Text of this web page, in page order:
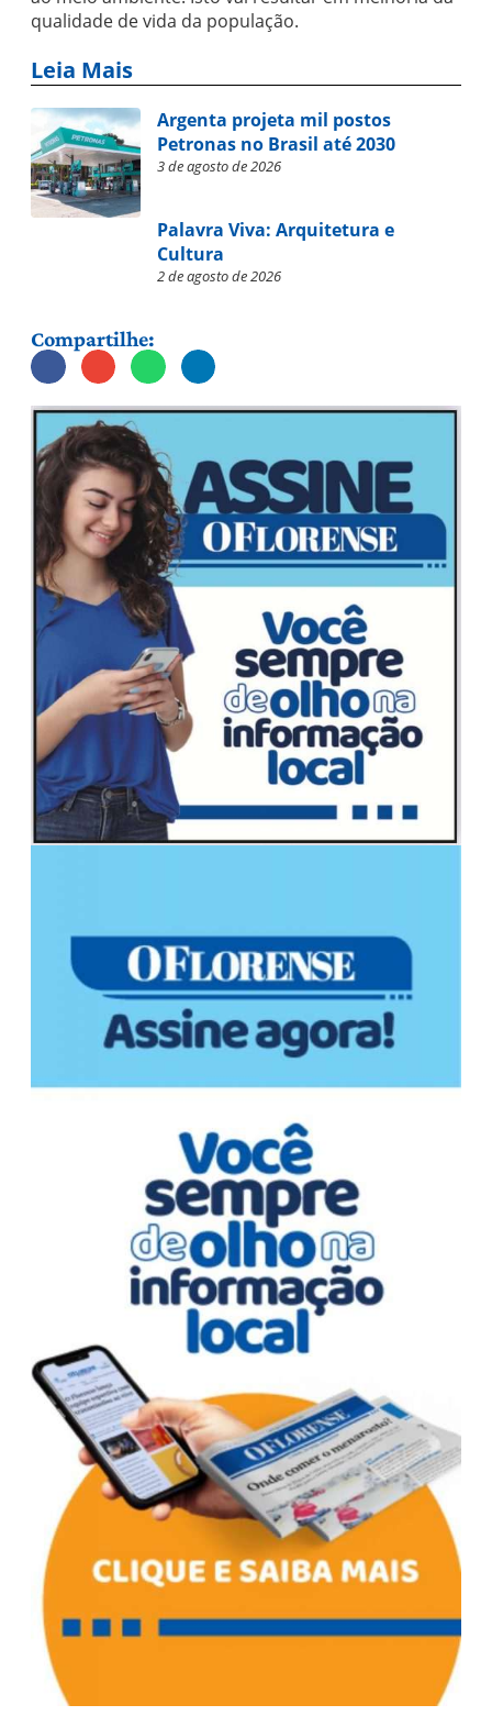
qualidade de vida da população.
Leia Mais
Argenta projeta mil postos
Petronas no Brasil até 2030
3 de agosto de 2026
Palavra Viva: Arquitetura e
Cultura
2 de agosto de 2026
Compartilhe: